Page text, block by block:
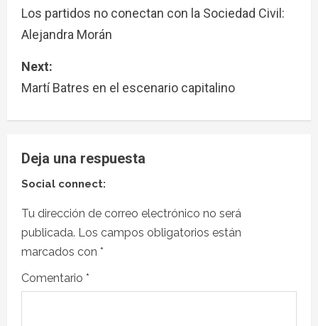
Los partidos no conectan con la Sociedad Civil:
Alejandra Morán
Next:
Martí Batres en el escenario capitalino
Deja una respuesta
Social connect:
Tu dirección de correo electrónico no será
publicada. Los campos obligatorios están
marcados con *
Comentario *